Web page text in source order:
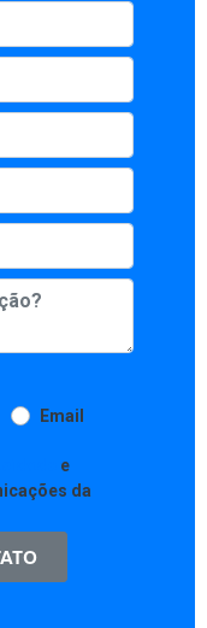
Email
e
da